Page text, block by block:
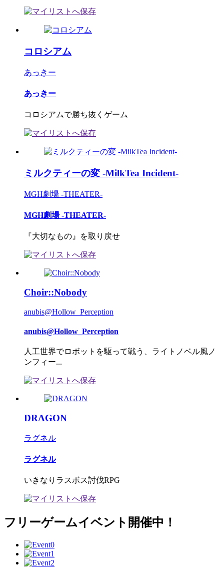
コロシアム
あっきー
あっきー
コロシアムで勝ち抜くゲーム
ミルクティーの変 -MilkTea Incident-
MGH劇場 -THEATER-
MGH劇場 -THEATER-
『大切なもの』を取り戻せ
Choir::Nobody
anubis@Hollow_Perception
anubis@Hollow_Perception
人工世界でロボットを駆って戦う、ライトノベル風ノ
ンフィー...
DRAGON
ラグネル
ラグネル
いきなりラスボス討伐RPG
フリーゲームイベント開催中！